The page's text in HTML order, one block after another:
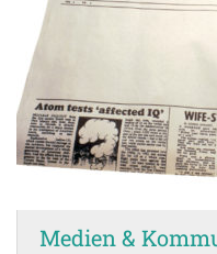
Medien &